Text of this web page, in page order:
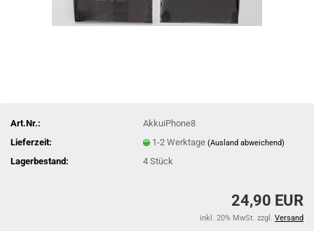
Art.Nr.:
AkkuiPhone8
Lieferzeit:
1-2 Werktage(Ausland abweichend)
Lagerbestand: 4Stück
24,90 EUR
inkl. 20% MwSt. zzgl. Versand